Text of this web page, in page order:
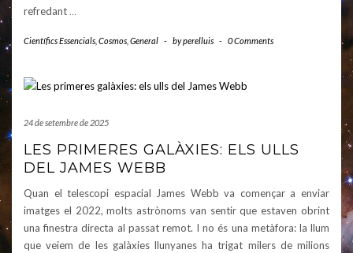
refredant …
Científics Essencials Cosmos General - byperelluis - 0 Comments
24 de setembre de 2025
LES PRIMERES GALÀXIES: ELS ULLS
DEL JAMES WEBB
Quan el telescopi espacial James Webb va començar a enviar
imatges el 2022, molts astrònoms van sentir que estaven obrint
una finestra directa al passat remot. I no és una metàfora: la llum
que veiem de les galàxies llunyanes ha trigat milers de milions